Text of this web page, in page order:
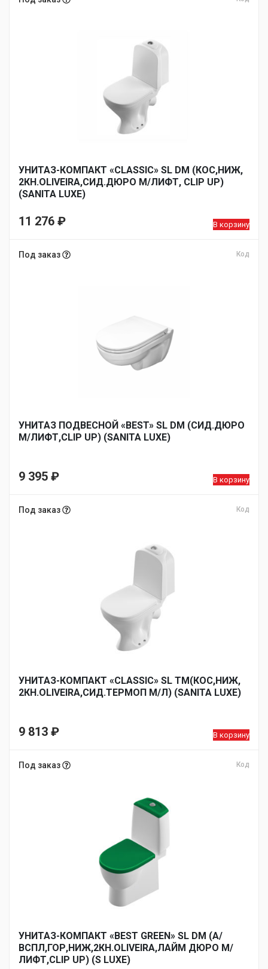
УНИТАЗ-КОМПАКТ «CLASSIC» SL DM (КОС,НИЖ,
2КН.OLIVEIRA,СИД.ДЮРО М/ЛИФТ, CLIP UP)
(SANITA LUXE)
11 276 ₽ В корзину
Под заказ Код
УНИТАЗ ПОДВЕСНОЙ «BEST» SL DM (СИД.ДЮРО
М/ЛИФТ,CLIP UP) (SANITA LUXE)
9 395 ₽ В корзину
Под заказ Код
УНИТАЗ-КОМПАКТ «CLASSIC» SL TM(КОС,НИЖ,
2КН.OLIVEIRA,СИД.ТЕРМОП М/Л) (SANITA LUXE)
9 813 ₽ В корзину
Под заказ Код
УНИТАЗ-КОМПАКТ «BEST GREEN» SL DM (А/
ВСПЛ,ГОР,НИЖ,2КН.OLIVEIRA,ЛАЙМ ДЮРО М/
ЛИФТ,CLIP UP) (S LUXE)